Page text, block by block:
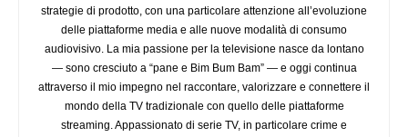
strategie di prodotto, con una particolare attenzione all’evoluzione
delle piattaforme media e alle nuove modalità di consumo
audiovisivo. La mia passione per la televisione nasce da lontano
— sono cresciuto a “pane e Bim Bum Bam” — e oggi continua
attraverso il mio impegno nel raccontare, valorizzare e connettere il
mondo della TV tradizionale con quello delle piattaforme
streaming. Appassionato di serie TV, in particolare crime e